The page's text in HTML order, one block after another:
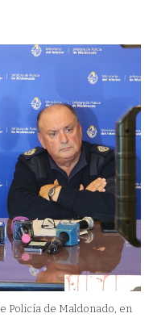
Policía de Maldonado, en